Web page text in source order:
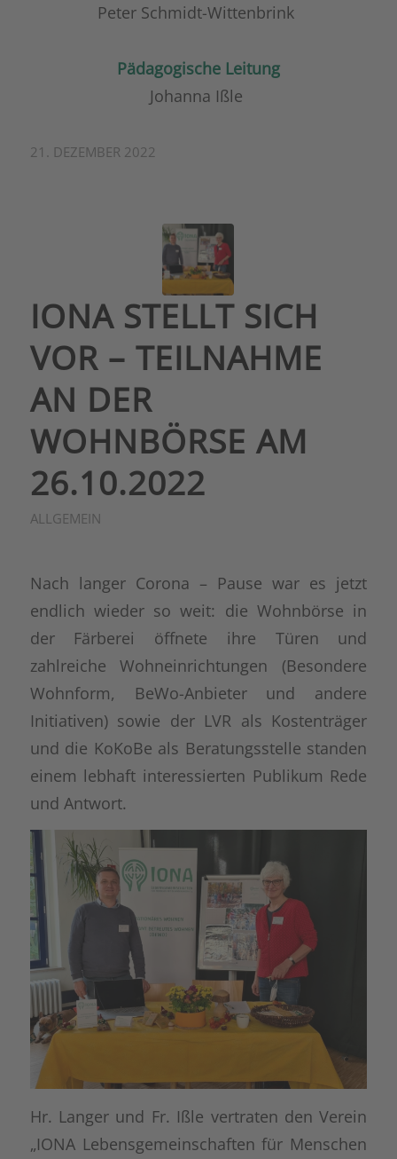
Peter Schmidt-Wittenbrink
Pädagogische Leitung
Johanna Ißle
21. DEZEMBER 2022
IONA STELLT SICH
VOR – TEILNAHME
AN DER
WOHNBÖRSE AM
26.10.2022
ALLGEMEIN
Nach langer Corona – Pause war es jetzt
endlich wieder so weit: die Wohnbörse in
der Färberei öffnete ihre Türen und
zahlreiche Wohneinrichtungen (Besondere
Wohnform, BeWo-Anbieter und andere
Initiativen) sowie der LVR als Kostenträger
und die KoKoBe als Beratungsstelle standen
einem lebhaft interessierten Publikum Rede
und Antwort.
Hr. Langer und Fr. Ißle vertraten den Verein
„IONA Lebensgemeinschaften für Menschen